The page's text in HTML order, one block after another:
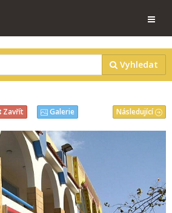
Vyhledat
Následující
Zavřít Galerie